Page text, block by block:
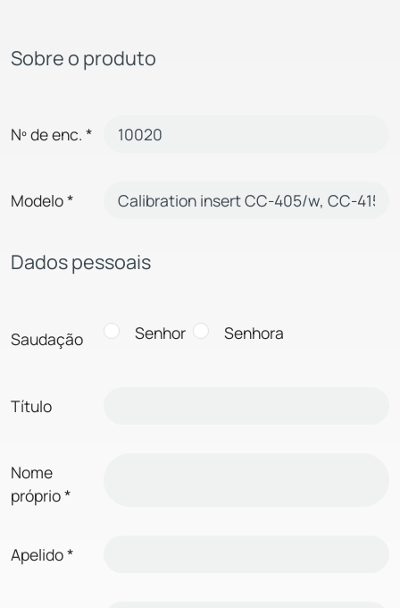
Sobre o produto
Nº de enc. *
Modelo*
Dados pessoais
Saudação Senhor Senhora
Título
Nome
próprio*
Apelido*